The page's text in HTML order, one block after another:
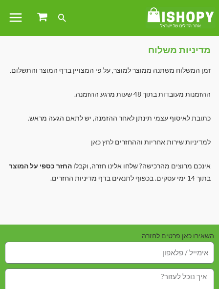
מדיניות משלוח
זמן המשלוח משתנה ממוצר למוצר, על פי המצויין בדף המוצר והתשלום.
ההזמנות מעובדות בתוך 48 שעות מרגע ההזמנה.
כתובת לאיסוף עצמי תינתן לאחר ההזמנה, יש לתאם הגעה מראש.
למדיניות שירות אחריות וההחזריםלחץ כאן
אינכם מרוצים מהרכישה? שלחו אלינו חזרה, וקבלוהחזר כספי על המוצר
בתוך 14 ימי עסקים. בכפוף לתנאים בדף מדיניות החזרים.
השאירו כאן פרטים לחזרה